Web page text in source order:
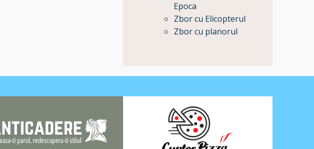
Epoca
Zbor cu Elicopterul
Zbor cu planorul